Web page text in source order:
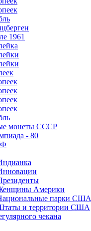
1961
монеты СССР
- 80
Америки
парки США
и территории США
чекана